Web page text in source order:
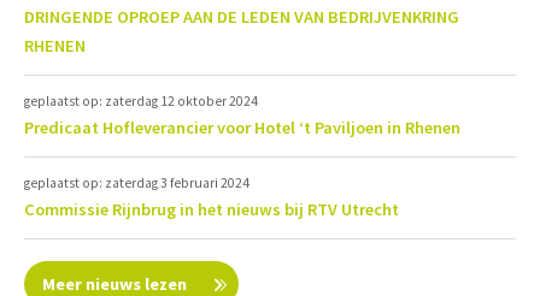
DRINGENDE OPROEP AAN DE LEDEN VAN BEDRIJVENKRING
RHENEN
geplaatst op: zaterdag 12 oktober 2024
Predicaat Hofleverancier voor Hotel ‘t Paviljoen in Rhenen
geplaatst op: zaterdag 3 februari 2024
Commissie Rijnbrug in het nieuws bij RTV Utrecht
Meer nieuws lezen